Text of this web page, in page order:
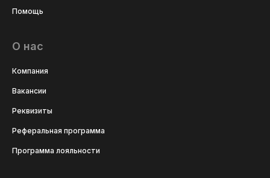
Помощь
О нас
Компания
Вакансии
Реквизиты
Реферальная программа
Программа лояльности